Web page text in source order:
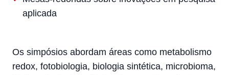
aplicada
Os simpósios abordam áreas como metabolismo
redox, fotobiologia, biologia sintética, microbioma,